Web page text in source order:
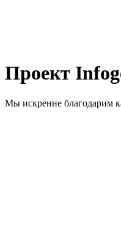
Проект
Мы искренне благодарим